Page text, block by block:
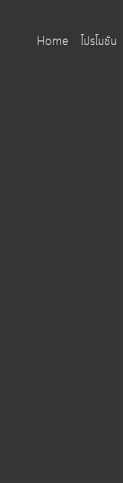
Home
โปรโมชั่น